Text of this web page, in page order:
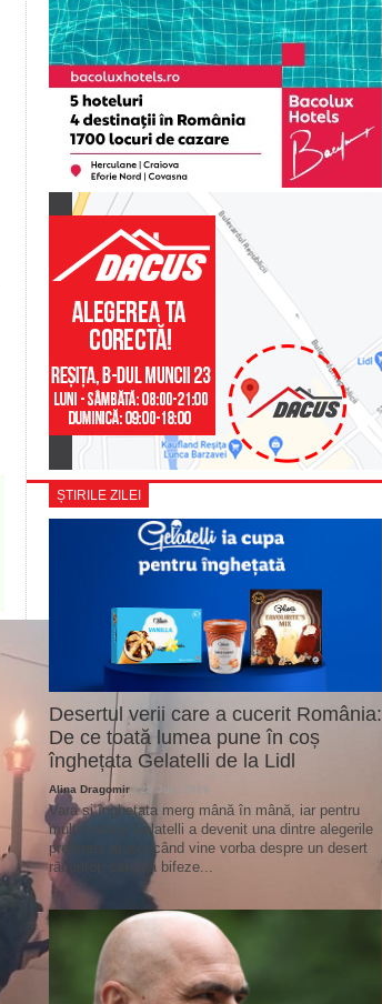
ȘTIRILE ZILEI
Desertul verii care a cucerit România:
De ce toată lumea pune în coș
înghețata Gelatelli de la Lidl
Alina Dragomir | 28 July 2026
Vara și înghețata merg mână în mână, iar pentru
mulți români Gelatelli a devenit una dintre alegerile
preferate atunci când vine vorba despre un desert
răcoritor, care să bifeze...